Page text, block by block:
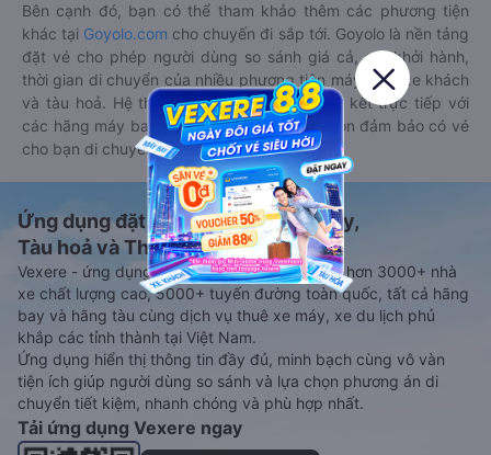
Bên cạnh đó, bạn có thể tham khảo thêm các phương tiện
khác tại Goyolo.com cho chuyến đi sắp tới. Goyolo là nền tảng
đặt vé cho phép người dùng so sánh giá cả, giờ khởi hành,
thời gian di chuyển của nhiều phương tiện máy bay, xe khách
và tàu hoả. Hệ thống của Goyolo được liên kết trực tiếp với
các hãng máy bay, xe khách và tàu hoả, luôn đảm bảo có vé
cho bạn di chuyển.
Ứng dụng đặt vé Xe khách, Máy bay,
Tàu hoả và Thuê xe
Vexere - ứng dụng đặt vé đa phương tiện với hơn 3000+ nhà
xe chất lượng cao, 5000+ tuyến đường toàn quốc, tất cả hãng
bay và hãng tàu cùng dịch vụ thuê xe máy, xe du lịch phủ
khắp các tỉnh thành tại Việt Nam.
Ứng dụng hiển thị thông tin đầy đủ, minh bạch cùng vô vàn
tiện ích giúp người dùng so sánh và lựa chọn phương án di
chuyển tiết kiệm, nhanh chóng và phù hợp nhất.
Tải ứng dụng Vexere ngay